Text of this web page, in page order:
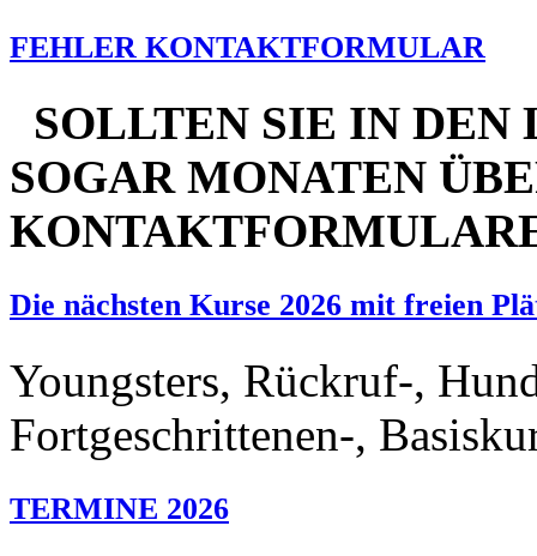
FEHLER KONTAKTFORMULAR
SOLLTEN SIE IN DEN
SOGAR MONATEN
KONTAKTFORMULAR
Die nächsten Kurse 2026 mit freien
Youngsters, Rückruf-,
Fortgeschrittenen-,
TERMINE 2026